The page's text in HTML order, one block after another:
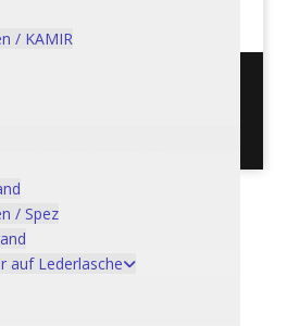
/ KAMIR
/ Spez
auf Lederlasche
Armeemuseum, 3600